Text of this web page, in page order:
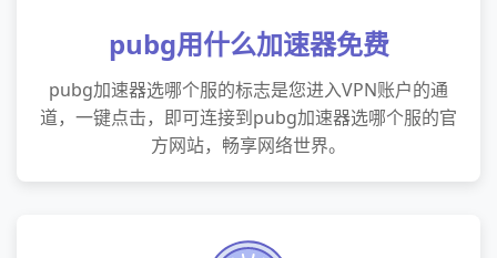
pubg用什么加速器免费
pubg加速器选哪个服的标志是您进入VPN账户的通
道，一键点击，即可连接到pubg加速器选哪个服的官
方网站，畅享网络世界。